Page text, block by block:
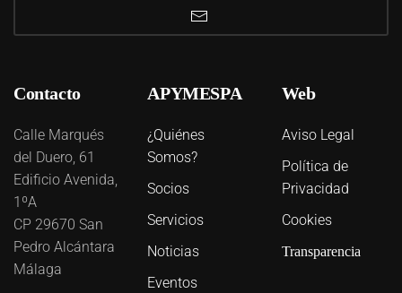
Contacto
Calle Marqués
del Duero, 61
Edificio Avenida,
1ºA
CP 29670 San
Pedro Alcántara
Málaga
APYMESPA
¿Quiénes
Somos?
Socios
Servicios
Noticias
Eventos
Web
Aviso Legal
Política de
Privacidad
Cookies
Transparencia